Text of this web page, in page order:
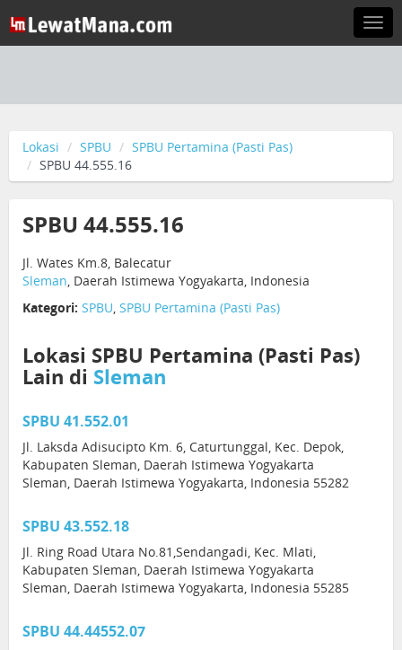
Lokasi SPBU
SPBU Pertamina (Pasti Pas)
SPBU 44.555.16
SPBU 44.555.16
Jl. Wates Km.8, Balecatur
Sleman, Daerah Istimewa Yogyakarta, Indonesia
Kategori: SPBU, SPBU Pertamina (Pasti Pas)
Lokasi SPBU Pertamina (Pasti Pas)
Lain di Sleman
SPBU 41.552.01
Jl. Laksda Adisucipto Km. 6, Caturtunggal, Kec. Depok,
Kabupaten Sleman, Daerah Istimewa Yogyakarta
Sleman, Daerah Istimewa Yogyakarta, Indonesia 55282
SPBU 43.552.18
Jl. Ring Road Utara No.81,Sendangadi, Kec. Mlati,
Kabupaten Sleman, Daerah Istimewa Yogyakarta
Sleman, Daerah Istimewa Yogyakarta, Indonesia 55285
SPBU 44.44552.07